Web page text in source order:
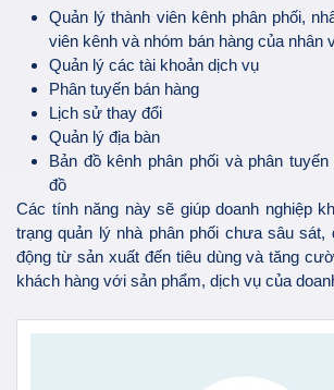
Quản lý thành viên kênh phân phối,
viên kênh và nhóm bán hàng của nhân
Quản lý các tài khoản dịch vụ
Phân tuyến bán hàng
Lịch sử thay đổi
Quản lý địa bàn
Bản đồ kênh phân phối và phân
đồ
Các tính năng này sẽ giúp doanh nghiệp
trạng quản lý nhà phân phối chưa sâu sát,
động từ sản xuất đến tiêu dùng và tăng
khách hàng với sản phẩm, dịch vụ của